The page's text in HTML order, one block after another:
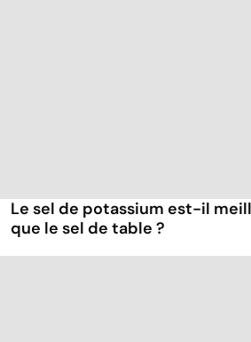
Le sel de potassium est-il
que le sel de table ?